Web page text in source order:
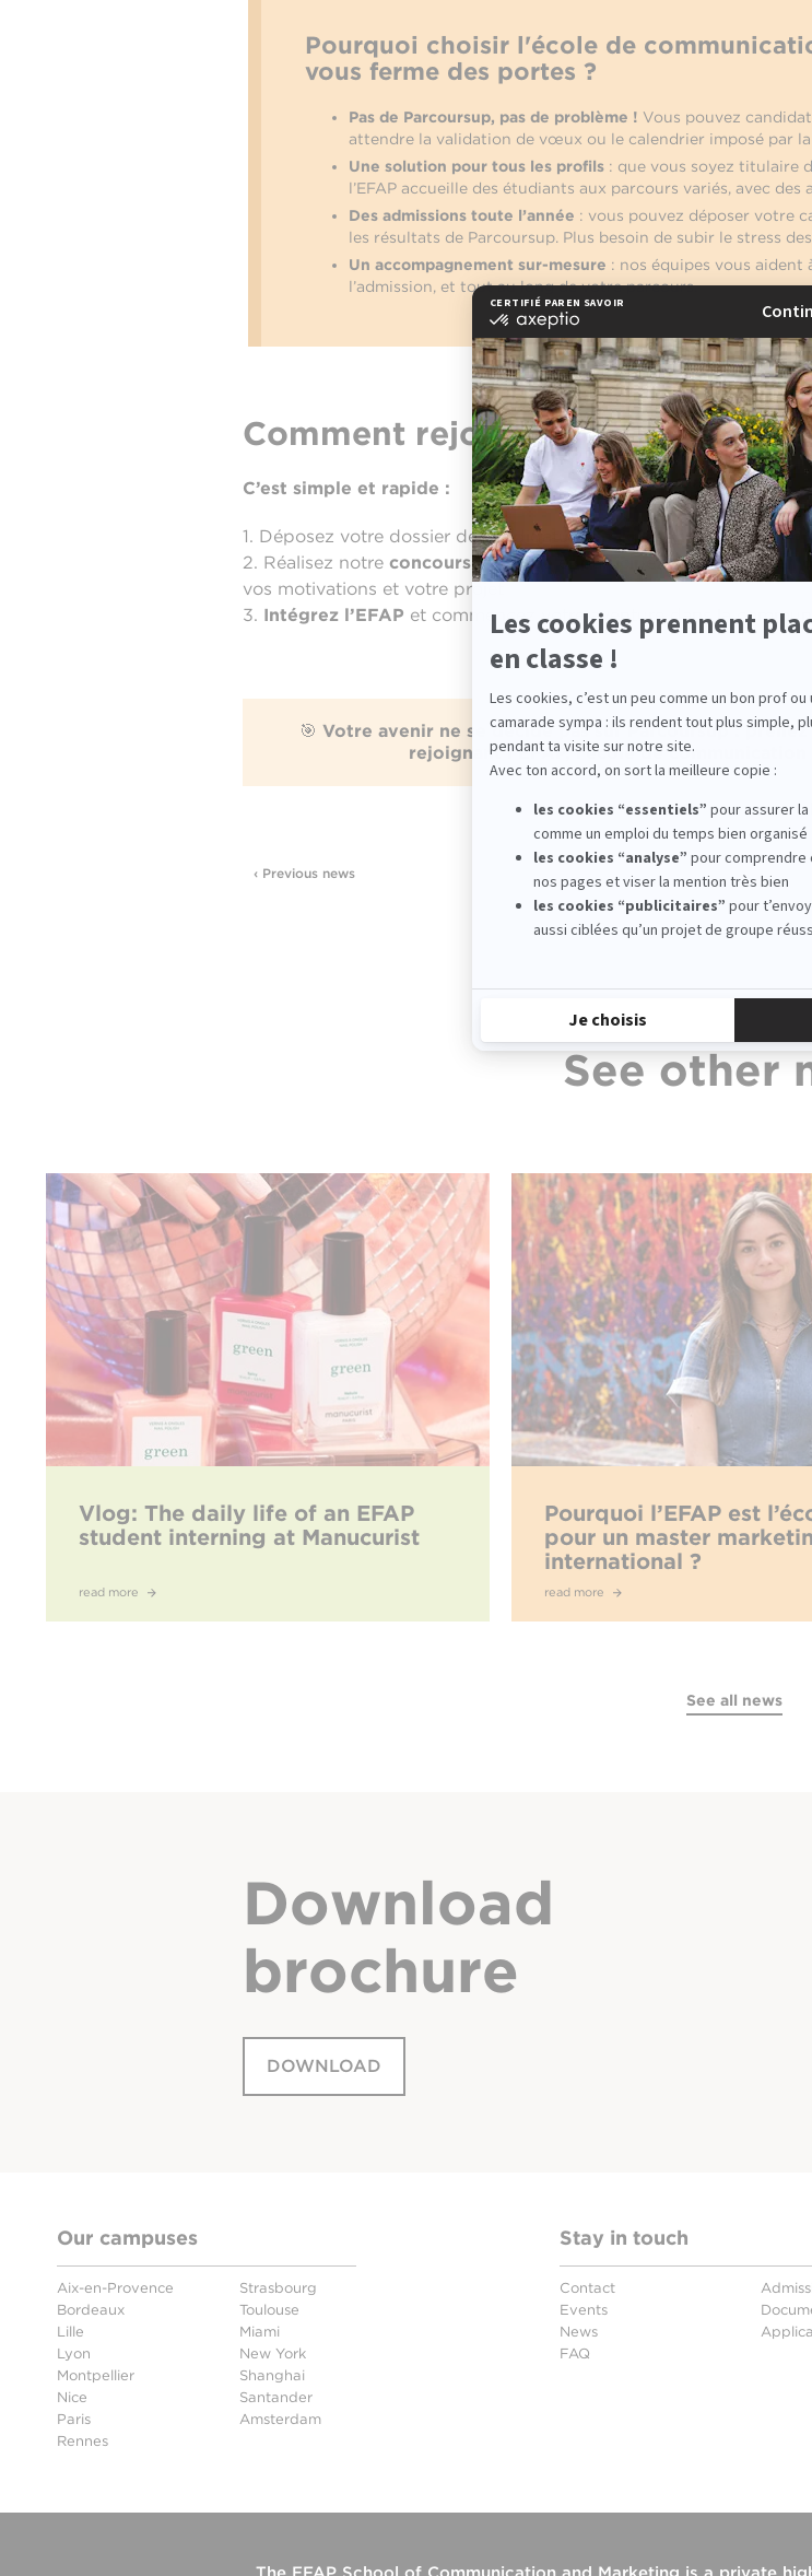
Pourquoi choisir l'école de
vous ferme des portes ?
Pas de Parcoursup, pas de problème ! Vous pouvez
attendre la validation de vœux ou le calendrier imposé par
Une solution pour tous les profils : que vous soyez titulaire
l’EFAP accueille des étudiants aux parcours variés, avec
Des admissions toute l’année : vous pouvez déposer votre
les résultats de Parcoursup. Plus besoin de subir le stress
Un accompagnement sur-mesure : nos équipes vous
l’admission, et tout au long de votre parcours.
Comment rejoindre l’EFAP dès
C’est simple et rapide :
1. Déposez votre dossier de candidature en ligneici
2. Réalisez notre concours d'entrée et participez à unentretien
vos motivations et votre projet
3. Intégrez l’EFAP et commencez votre aventure dans la
🎯 Votre avenir ne se décide pas sur Parcoursup :
rejoignant l’EFAP, l’école de
‹ Previous news
See other
Vlog: The daily life of an EFAP
student interning at Manucurist
read more
Pourquoi l’EFAP est
pour un master
international ?
read more
See all news
Download
brochure
DOWNLOAD
Our campuses
Aix-en-Provence
Bordeaux
Lille
Lyon
Montpellier
Nice
Paris
Rennes
Strasbourg
Toulouse
Miami
New York
Shanghai
Santander
Amsterdam
Stay in touch
Contact
Events
News
FAQ